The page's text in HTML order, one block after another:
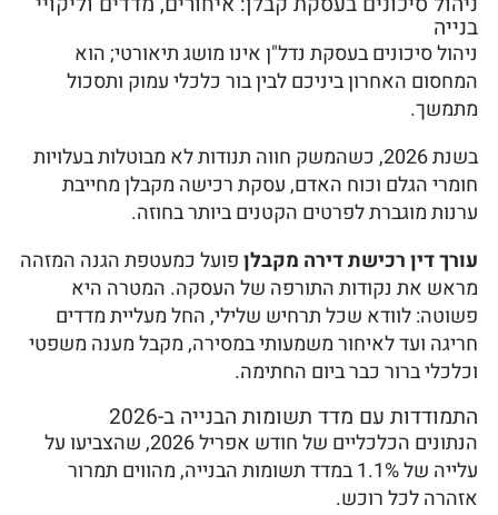
בנייה
ניהול סיכונים בעסקת נדל"ן אינו מושג תיאורטי; הוא
המחסום האחרון ביניכם לבין בור כלכלי עמוק ותסכול
מתמשך.
בשנת 2026, כשהמשק חווה תנודות לא מבוטלות בעלויות
חומרי הגלם וכוח האדם, עסקת רכישה מקבלן מחייבת
ערנות מוגברת לפרטים הקטנים ביותר בחוזה.
עורך דין רכישת דירה מקבלןפועל כמעטפת הגנה המזהה
מראש את נקודות התורפה של העסקה. המטרה היא
פשוטה: לוודא שכל תרחיש שלילי, החל מעליית מדדים
חריגה ועד לאיחור משמעותי במסירה, מקבל מענה משפטי
וכלכלי ברור כבר ביום החתימה.
התמודדות עם מדד תשומות הבנייה ב-2026
הנתונים הכלכליים של חודש אפריל 2026, שהצביעו על
עלייה של 1.1% במדד תשומות הבנייה, מהווים תמרור
אזהרה לכל רוכש.